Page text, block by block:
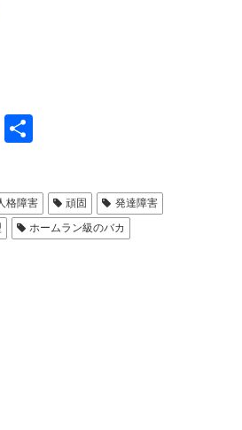
E
格障害 頑固
発達障害
ホームラン級のバカ